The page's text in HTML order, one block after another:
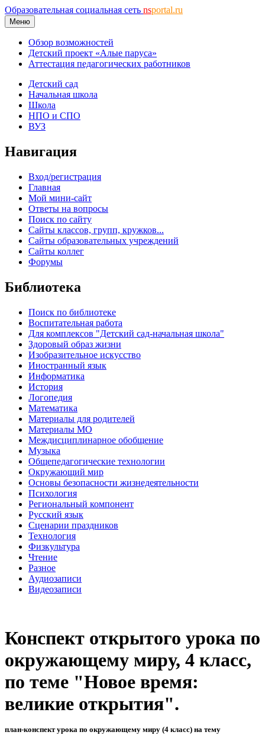
Образовательная социальная сеть nsportal.ru
Меню
Обзор возможностей
Детский проект «Алые паруса»
Аттестация педагогических работников
Детский сад
Начальная школа
Школа
НПО и СПО
ВУЗ
Навигация
Вход/регистрация
Главная
Мой мини-сайт
Ответы на вопросы
Поиск по сайту
Сайты классов, групп, кружков...
Сайты образовательных учреждений
Сайты коллег
Форумы
Библиотека
Поиск по библиотеке
Воспитательная работа
Для комплексов "Детский сад-начальная школа"
Здоровый образ жизни
Изобразительное искусство
Иностранный язык
Информатика
История
Логопедия
Математика
Материалы для родителей
Материалы МО
Междисциплинарное обобщение
Музыка
Общепедагогические технологии
Окружающий мир
Основы безопасности жизнедеятельности
Психология
Региональный компонент
Русский язык
Сценарии праздников
Технология
Физкультура
Чтение
Разное
Аудиозаписи
Видеозаписи
Конспект открытого урока по
окружающему миру, 4 класс,
по теме "Новое время:
великие открытия".
план-конспект урока по окружающему миру (4 класс) на тему